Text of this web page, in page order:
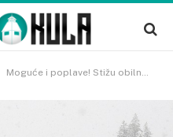
Moguće i poplave! Stižu obilne padavine u BiH, očekuje se da će snijeg napadati do 15 cm